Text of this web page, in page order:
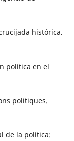
histórica.
política en el
politiques.
de la política: